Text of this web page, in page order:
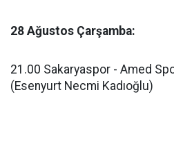
28 Ağustos Çarşamba:
21.00 Sakaryaspor - Amed
(Esenyurt Necmi Kadıoğlu)